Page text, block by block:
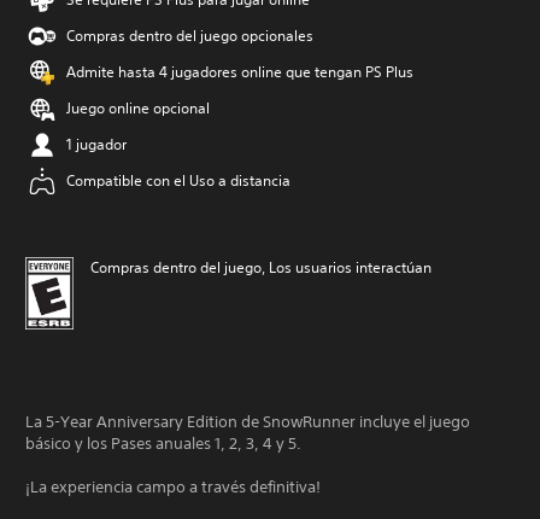
Compras dentro del juego opcionales
Admite hasta 4 jugadores online que tengan PS Plus
Juego online opcional
1 jugador
Compatible con el Uso a distancia
Compras dentro del juego, Los usuarios interactúan
La 5-Year Anniversary Edition de SnowRunner incluye el juego
básico y los Pases anuales 1, 2, 3, 4 y 5.
¡La experiencia campo a través definitiva!